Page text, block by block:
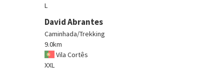
L
David Abrantes
Caminhada/Trekking
9.0km
Vila Cortês
XXL